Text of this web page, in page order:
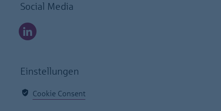
Social Media
Einstellungen
Cookie Consent